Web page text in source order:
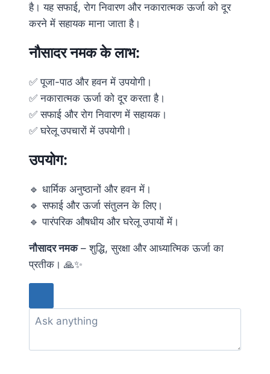
है। यह सफाई, रोग निवारण और नकारात्मक ऊर्जा को दूर
करने में सहायक माना जाता है।
नौसादर नमक के लाभ:
✅ पूजा-पाठ और हवन में उपयोगी।
✅ नकारात्मक ऊर्जा को दूर करता है।
✅ सफाई और रोग निवारण में सहायक।
✅ घरेलू उपचारों में उपयोगी।
उपयोग:
🔹 धार्मिक अनुष्ठानों और हवन में।
🔹 सफाई और ऊर्जा संतुलन के लिए।
🔹 पारंपरिक औषधीय और घरेलू उपायों में।
नौसादर नमक– शुद्धि, सुरक्षा और आध्यात्मिक ऊर्जा का
प्रतीक। 🙏✨